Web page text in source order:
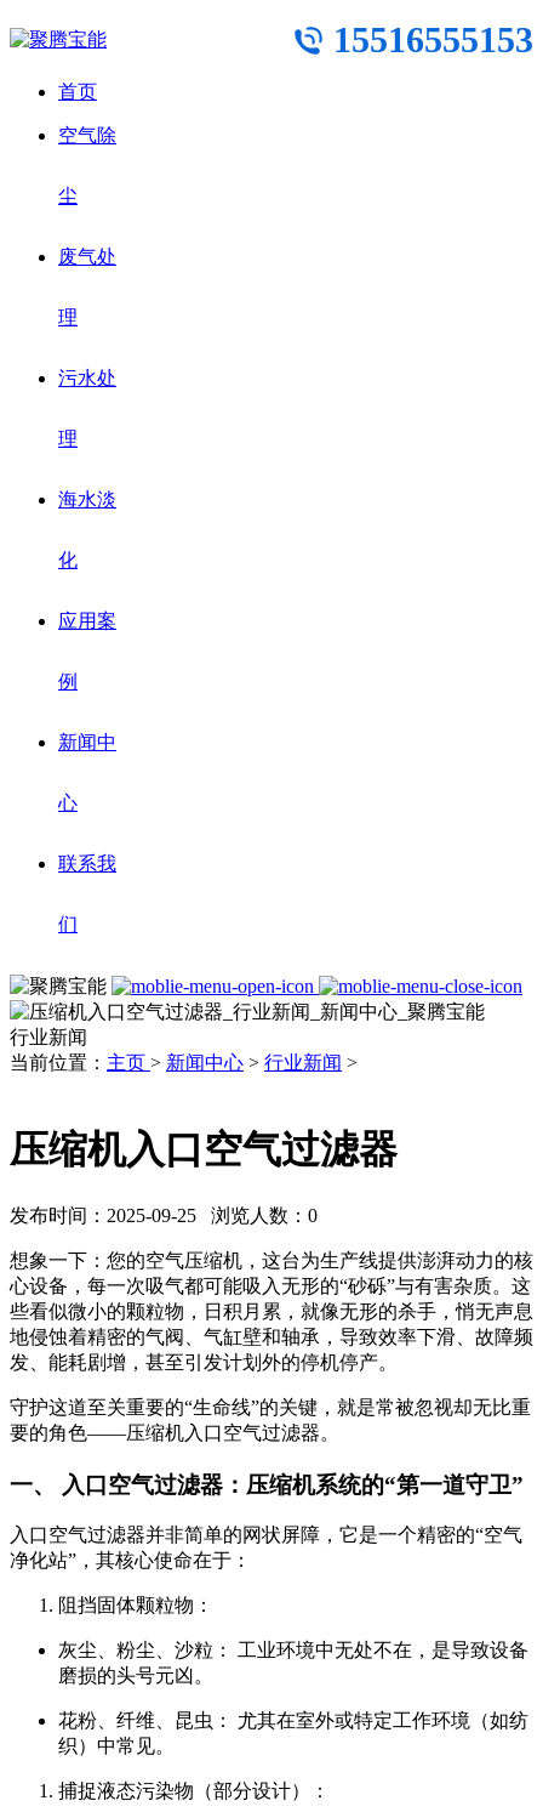
15516555153
首页
空气除
尘
废气处
理
污水处
理
海水淡
化
应用案
例
新闻中
心
联系我
们
行业新闻
当前位置： 主页 > 新闻中心 > 行业新闻 >
压缩机入口空气过滤器
发布时间：2025-09-25 浏览人数： 0
想象一下：您的空气压缩机，这台为生产线提供澎湃动力的核
心设备，每一次吸气都可能吸入无形的“砂砾”与有害杂质。这
些看似微小的颗粒物，日积月累，就像无形的杀手，悄无声息
地侵蚀着精密的气阀、气缸壁和轴承，导致效率下滑、故障频
发、能耗剧增，甚至引发计划外的停机停产。
守护这道至关重要的“生命线”的关键，就是常被忽视却无比重
要的角色——压缩机入口空气过滤器。
一、 入口空气过滤器：压缩机系统的“第一道守卫”
入口空气过滤器并非简单的网状屏障，它是一个精密的“空气
净化站”，其核心使命在于：
阻挡固体颗粒物：
灰尘、粉尘、沙粒： 工业环境中无处不在，是导致设备
磨损的头号元凶。
花粉、纤维、昆虫： 尤其在室外或特定工作环境（如纺
织）中常见。
捕捉液态污染物（部分设计）：